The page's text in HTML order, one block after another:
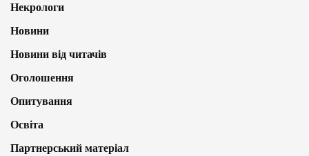
Некрологи
Новини
Новини від читачів
Оголошення
Опитування
Освіта
Партнерський матеріал